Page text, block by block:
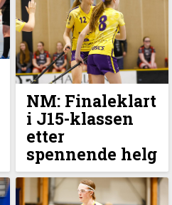
NM: Finaleklart
i J15-klassen
etter
spennende helg